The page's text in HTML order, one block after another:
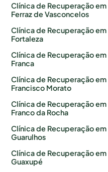
Clínica de Recuperação em
Ferraz de Vasconcelos
Clínica de Recuperação em
Fortaleza
Clínica de Recuperação em
Franca
Clínica de Recuperação em
Francisco Morato
Clínica de Recuperação em
Franco da Rocha
Clínica de Recuperação em
Guarulhos
Clínica de Recuperação em
Guaxupé